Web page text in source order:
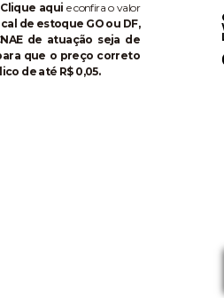
Clique aqui e confira o valor
de estoque GO ou DF,
de atuação seja de
que o preço correto
de até R$ 0,05.